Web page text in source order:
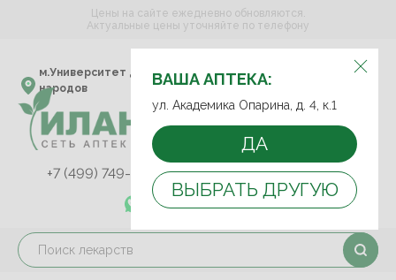
ВЫБЕРИТЕ АПТЕКУ:
м.Университет дружбы
народов
ул. Академика Опарина,
д. 4, к.1
ВАША АПТЕКА:
ул. Академика Опарина, д. 4, к.1
ДА
ВЫБРАТЬ ДРУГУЮ
Цены на сайте ежедневно обновляются.
Актуальные цены уточняйте по телефону
+7 (499) 749-75-92
+7 (499) 749-74-89
+7 (989) 579-78-73